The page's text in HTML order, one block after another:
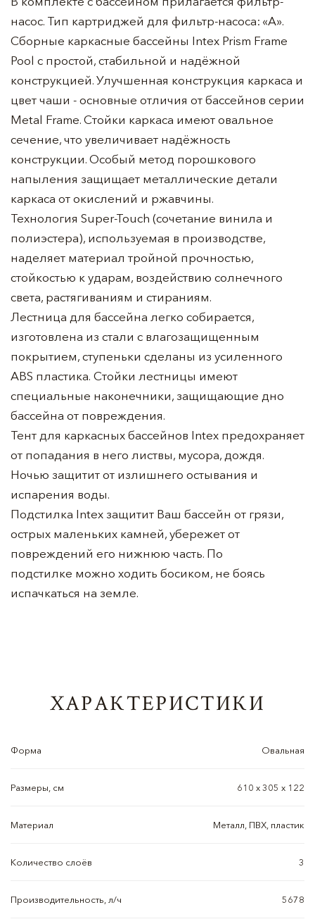
насос. Тип картриджей для фильтр-насоса: «A».
Сборные каркасные бассейны Intex Prism Frame
Pool с простой, стабильной и надёжной
конструкцией. Улучшенная конструкция каркаса и
цвет чаши - основные отличия от бассейнов серии
Metal Frame. Стойки каркаса имеют овальное
сечение, что увеличивает надёжность
конструкции. Особый метод порошкового
напыления защищает металлические детали
каркаса от окислений и ржавчины.
Технология Super-Touch (сочетание винила и
полиэстера), используемая в производстве,
наделяет материал тройной прочностью,
стойкостью к ударам, воздействию солнечного
света, растягиваниям и стираниям.
Лестница для бассейна легко собирается,
изготовлена из стали с влагозащищенным
покрытием, ступеньки сделаны из усиленного
ABS пластика. Стойки лестницы имеют
специальные наконечники, защищающие дно
бассейна от повреждения.
Тент для каркасных бассейнов Intex предохраняет
от попадания в него листвы, мусора, дождя.
Ночью защитит от излишнего остывания и
испарения воды.
Подстилка Intex защитит Ваш бассейн от грязи,
острых маленьких камней, убережет от
повреждений его нижнюю часть. По
подстилке можно ходить босиком, не боясь
испачкаться на земле.
ХАРАКТЕРИСТИКИ
Форма Овальная
Размеры, см 610 х 305 х 122
Материал Металл, ПВХ, пластик
Количество слоёв 3
Производительность, л/ч 5678